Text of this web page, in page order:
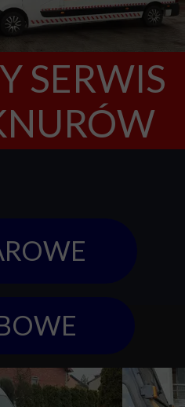
SERWIS